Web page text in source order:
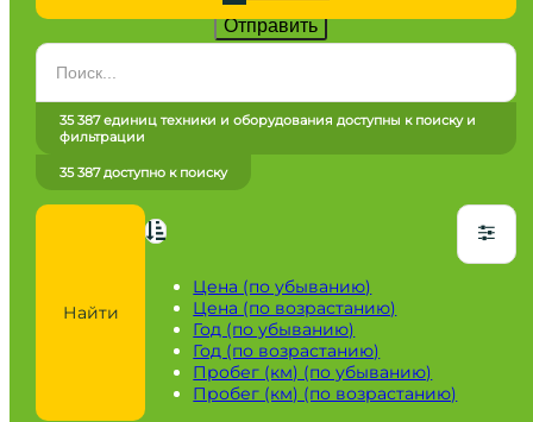
Марка
Все марки
Город / регион
Найти
Цена (по убыванию)
Цена (по возрастанию)
Год (по убыванию)
Год (по возрастанию)
Пробег (км) (по убыванию)
Пробег (км) (по возрастанию)
35 387 единиц техники и оборудования доступны к поиску и
фильтрации
35 387 доступно к поиску
Отправить